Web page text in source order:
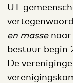
UT-
en massenaar
bestuur begin
De